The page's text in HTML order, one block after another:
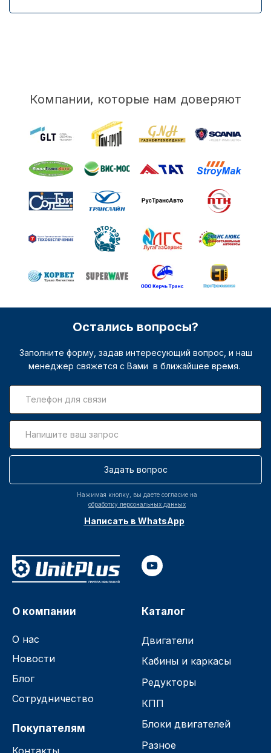
Компании, которые нам доверяют
Остались вопросы?
Заполните форму, задав интересующий вопрос, и наш
менеджер свяжется с Вами в ближайшее время.
Задать вопрос
Нажимая кнопку, вы даете согласие на
обработку персональных данных
Написать в WhatsApp
О компании
О нас
Новости
Блог
Сотрудничество
Покупателям
Каталог
Двигатели
Кабины и каркасы
Редукторы
КПП
Блоки двигателей
Разное